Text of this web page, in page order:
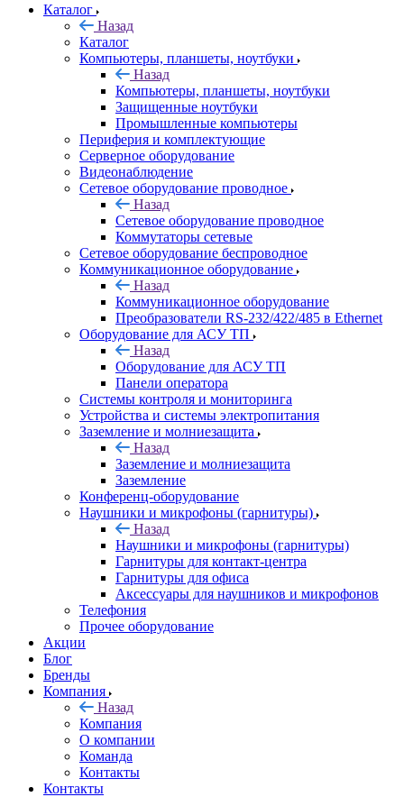
Каталог
Назад
Каталог
Компьютеры, планшеты, ноутбуки
Назад
Компьютеры, планшеты, ноутбуки
Защищенные ноутбуки
Промышленные компьютеры
Периферия и комплектующие
Серверное оборудование
Видеонаблюдение
Сетевое оборудование проводное
Назад
Сетевое оборудование проводное
Коммутаторы сетевые
Сетевое оборудование беспроводное
Коммуникационное оборудование
Назад
Коммуникационное оборудование
Преобразователи RS-232/422/485 в Ethernet
Оборудование для АСУ ТП
Назад
Оборудование для АСУ ТП
Панели оператора
Системы контроля и мониторинга
Устройства и системы электропитания
Заземление и молниезащита
Назад
Заземление и молниезащита
Заземление
Конференц-оборудование
Наушники и микрофоны (гарнитуры)
Назад
Наушники и микрофоны (гарнитуры)
Гарнитуры для контакт-центра
Гарнитуры для офиса
Аксессуары для наушников и микрофонов
Телефония
Прочее оборудование
Акции
Блог
Бренды
Компания
Назад
Компания
О компании
Команда
Контакты
Контакты